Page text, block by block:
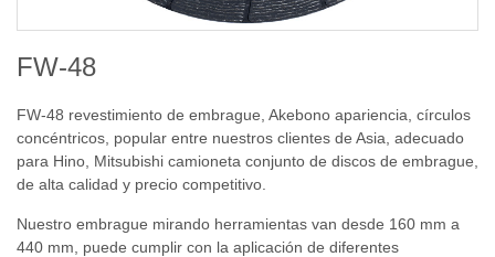
FW-48
FW-48 revestimiento de embrague, Akebono apariencia, círculos
concéntricos, popular entre nuestros clientes de Asia, adecuado
para Hino, Mitsubishi camioneta conjunto de discos de embrague,
de alta calidad y precio competitivo
Nuestro embrague mirando herramientas van desde 160 mm a
440 mm, puede cumplir con la aplicación de diferentes